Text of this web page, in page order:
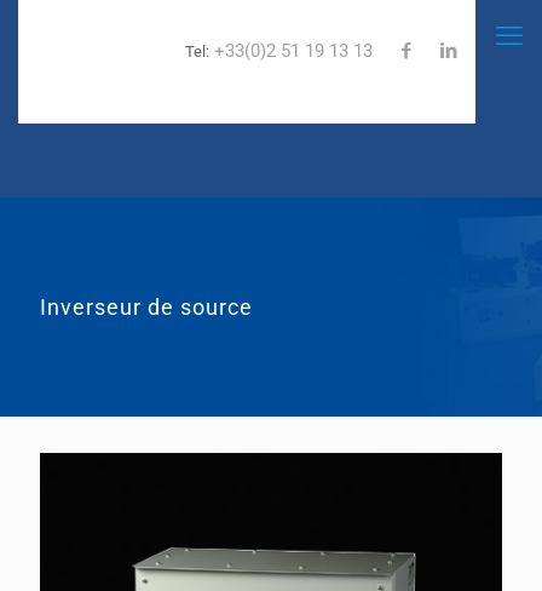
Tel: +33(0)2 51 19 13 13
Inverseur de source